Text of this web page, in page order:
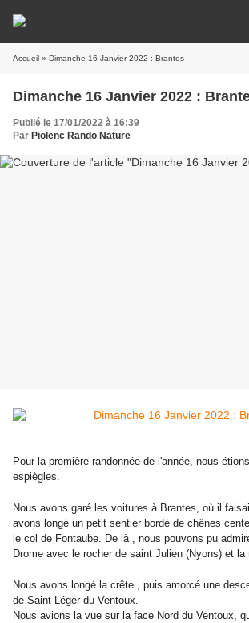
Accueil » Dimanche 16 Janvier 2022 : Brantes
Dimanche 16 Janvier 2022 :
Publié le 17/01/2022 à 16:39
Par Piolenc Rando Nature
Pour la première randonnée de l'année, nous
espiègles.
Nous avons garé les voitures à Brantes, où il
avons longé un petit sentier bordé de chênes
le col de Fontaube. De là , nous pouvons pu
Drome avec le rocher de saint Julien (Nyons) et la
Nous avons longé la crête , puis amorcé une
de Saint Léger du Ventoux.
Nous avions la vue sur la face Nord du Ventoux,